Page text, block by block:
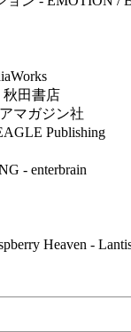
田書店
マガジン社
Publishing
- enterbrain
Heaven -